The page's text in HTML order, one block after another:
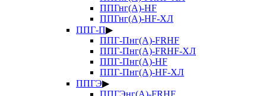
ППГнг(А)-HF
ППГнг(А)-HF-ХЛ
ППГ-П▶
ППГ-Пнг(А)-FRHF
ППГ-Пнг(А)-FRHF-ХЛ
ППГ-Пнг(А)-HF
ППГ-Пнг(А)-HF-ХЛ
ППГЭ▶
ППГЭнг(А)-FRHF